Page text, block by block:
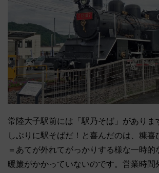
常陸大子駅前には「駅乃そば」がありま
しぶりに駅そばだ！と喜んだのは、糠喜
＝あてが外れてがっかりする様な一時的
暖簾がかかっていないのです。営業時間